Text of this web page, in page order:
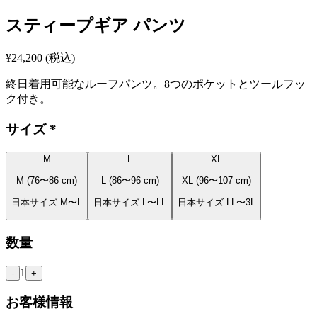
スティープギア パンツ
¥24,200 (税込)
終日着用可能なルーフパンツ。8つのポケットとツールフッ
ク付き。
サイズ *
M
M (76〜86 cm)
日本サイズ M〜L
L
L (86〜96 cm)
日本サイズ L〜LL
XL
XL (96〜107 cm)
日本サイズ LL〜3L
数量
- 1 +
お客様情報